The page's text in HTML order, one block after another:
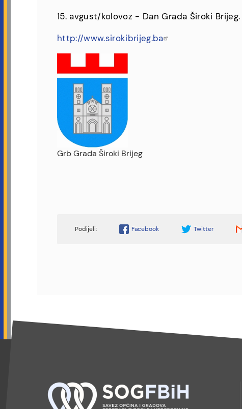
15. avgust/kolovoz - Dan Grada Široki
http://www.sirokibrijeg.ba
Grb Grada Široki Brijeg
Facebook Twitter